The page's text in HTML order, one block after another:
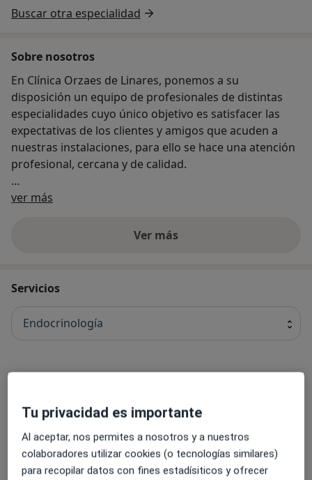
Buscar otra especialidad
Sobre nosotros
En Clínica Orzaes de Linares, ponemos a su
disposición un equipo de profesionales de distintas
especialidades cuyo único objetivo es satisfacer las
expectativas de los clientes y amigos que acuden a
nuestras instalaciones, para ello se hace una atención
profesional, cercana y de calidad.
Hemos creado un servicio de policlínica, donde
de atención domiciliaria, hasta profesionales de la
Iremos incorporando especialidades médicas, siempre
nivel.
ver más
Ver más
Servicios
Endocrinología
Desde 150 €
Cita de control por Endocrinología
Desde 120 €
Tu privacidad es importante
Al aceptar, nos permites a nosotros y a nuestros
colaboradores utilizar cookies (o tecnologías similares)
para recopilar datos con fines estadísiticos y ofrecer